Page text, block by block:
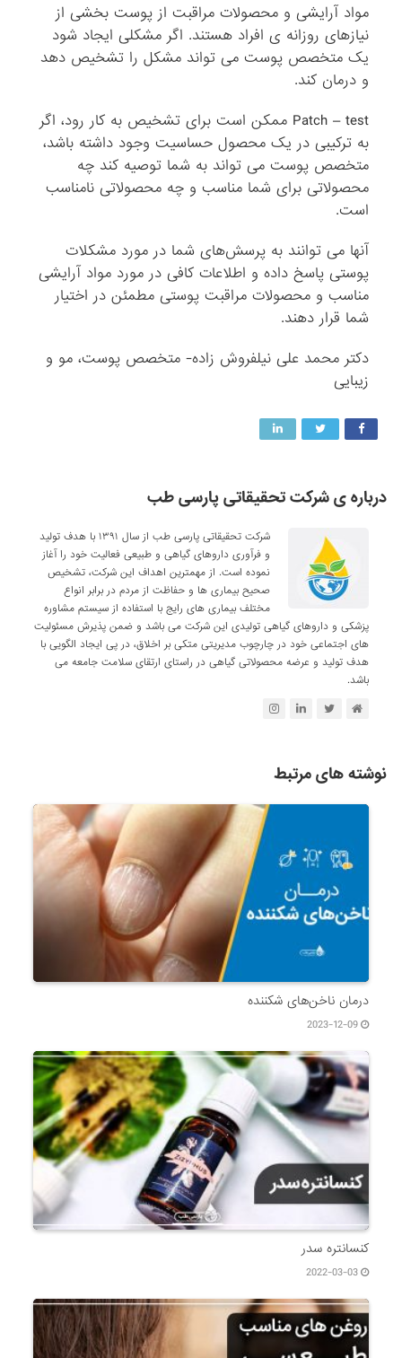
مواد آرایشی و محصولات مراقبت از پوست بخشی از
نیازهای روزانه ی افراد هستند. اگر مشکلی ایجاد شود
یک متخصص پوست می ‌تواند مشکل را تشخیص دهد
و درمان کند.
Patch – test ممکن است برای تشخیص به کار رود، اگر
به ترکیبی در یک محصول حساسیت وجود داشته باشد،
متخصص پوست می ‌تواند به شما توصیه کند چه
محصولاتی برای شما مناسب و چه محصولاتی نامناسب
است.
آنها می ‌توانند به پرسش‌های شما در مورد مشکلات
پوستی پاسخ داده و اطلاعات کافی در مورد مواد آرایشی
مناسب و محصولات مراقبت پوستی مطمئن در اختیار
شما قرار دهند.
دکتر محمد علی نیلفروش زاده- متخصص پوست، مو و
زیبایی
درباره ی شرکت تحقیقاتی پارسی طب
شرکت تحقیقاتی پارسی طب از سال ۱۳۹۱ با هدف تولید
و فرآوری داروهای گیاهی و طبیعی فعالیت خود را آغاز
نموده است. از مهمترین اهداف این شرکت، تشخیص
صحیح بیماری ها و حفاظت از مردم در برابر انواع
مختلف بیماری های رایج با استفاده از سیستم مشاوره
پزشکی و داروهای گیاهی تولیدی این شرکت می باشد و ضمن پذیرش مسئولیت
های اجتماعی خود در چارچوب مدیریتی متکی بر اخلاق، در پی ایجاد الگویی با
هدف تولید و عرضه محصولاتی گیاهی در راستای ارتقای سلامت جامعه می
باشد.
نوشته های مرتبط
درمان ناخن‌های شکننده
2023-12-09
کنسانتره سدر
2022-03-03